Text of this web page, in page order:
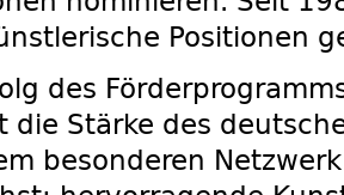
Positionen
des
die Stärke des
besonderen